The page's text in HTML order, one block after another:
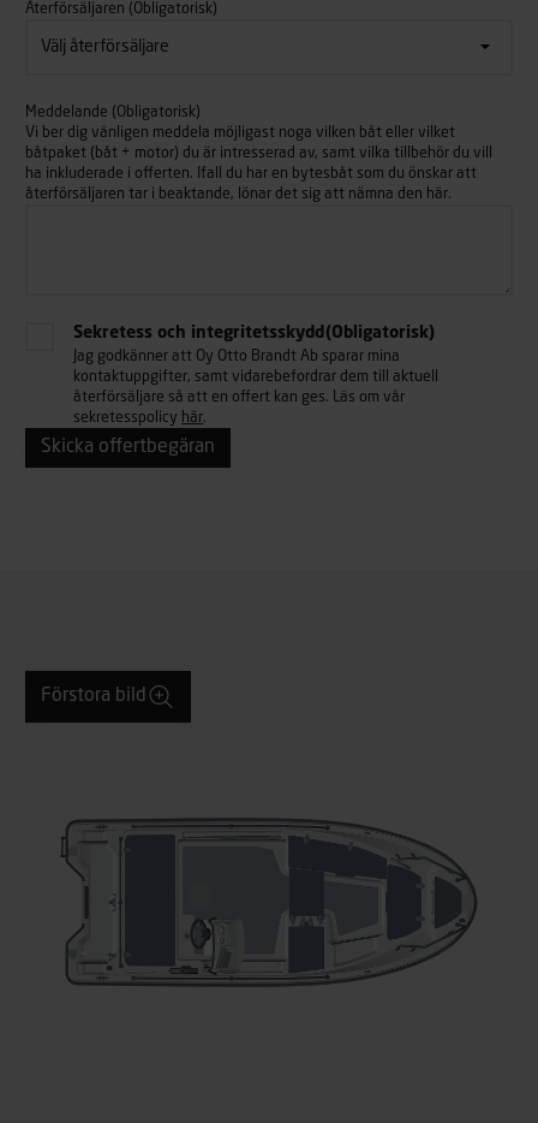
Återförsäljaren (Obligatorisk)
Meddelande (Obligatorisk)
Vi ber dig vänligen meddela möjligast noga vilken båt eller vilket
båtpaket (båt + motor) du är intresserad av, samt vilka tillbehör du vill
ha inkluderade i offerten. Ifall du har en bytesbåt som du önskar att
återförsäljaren tar i beaktande, lönar det sig att nämna den här.
Sekretess och integritetsskydd (Obligatorisk)
Jag godkänner att Oy Otto Brandt Ab sparar mina
kontaktuppgifter, samt vidarebefordrar dem till aktuell
återförsäljare så att en offert kan ges. Läs om vår
sekretesspolicy här.
Förstora bild